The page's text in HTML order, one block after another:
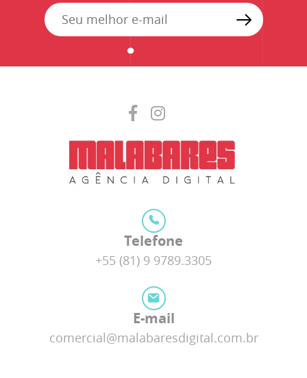
Telefone
+55 (81) 9 9789.3305
E-mail
comercial@malabaresdigital.com.br